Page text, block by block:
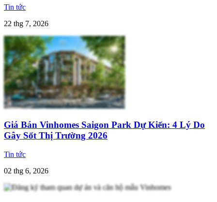
Tin tức
22 thg 7, 2026
Giá Bán Vinhomes Saigon Park Dự Kiến: 4 Lý Do
Gây Sốt Thị Trường 2026
Tin tức
02 thg 6, 2026